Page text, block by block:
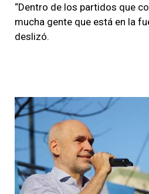
“Dentro de los partidos que
mucha gente que está en la
deslizó.